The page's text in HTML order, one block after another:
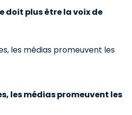
doit plus être la voix de
les médias promeuvent les